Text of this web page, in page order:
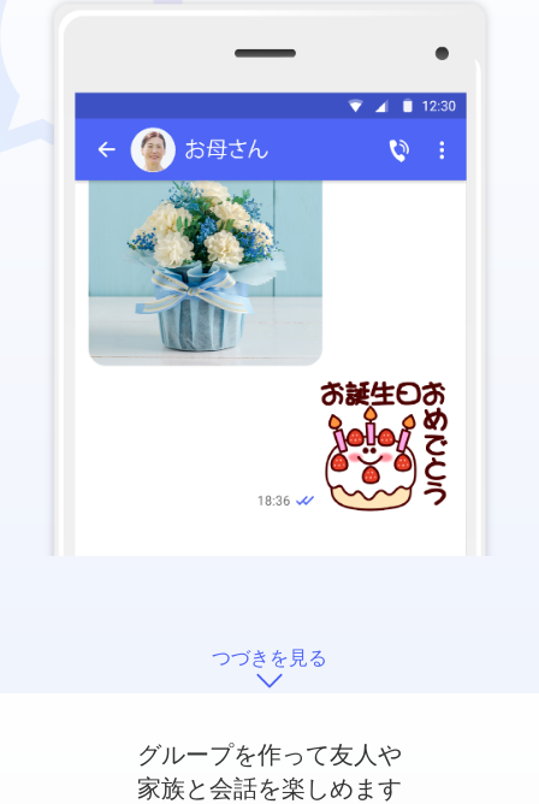
つづきを見る
グループを作って友人や
家族と会話を楽しめます